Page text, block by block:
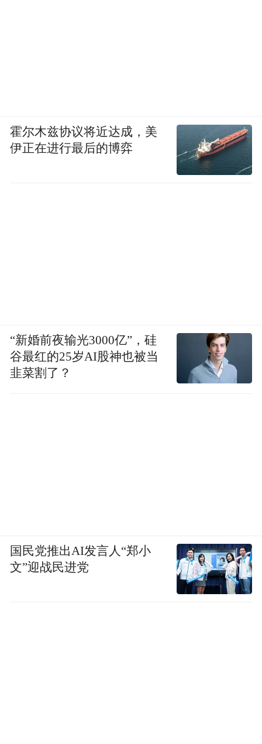
霍尔木兹协议将近达成，美
伊正在进行最后的博弈
“新婚前夜输光3000亿”，硅
谷最红的25岁AI股神也被当
韭菜割了？
国民党推出AI发言人“郑小
文”迎战民进党